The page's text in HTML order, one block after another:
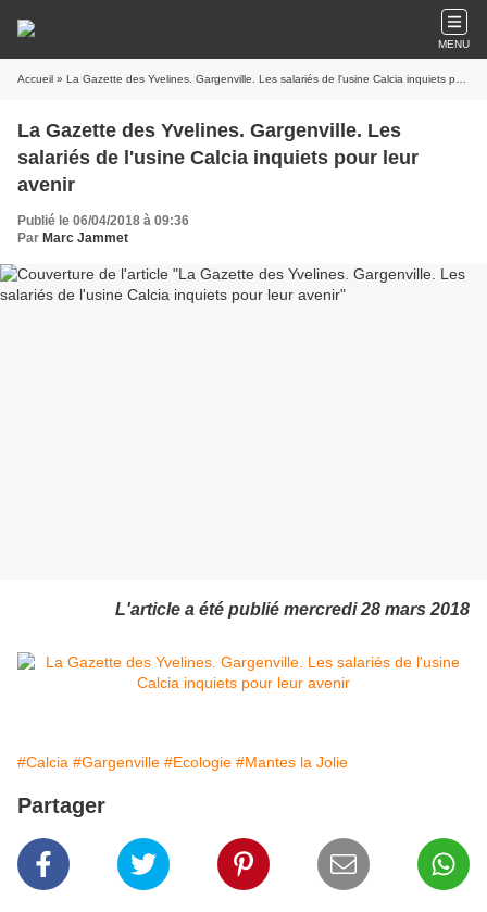
MENU
Accueil » La Gazette des Yvelines. Gargenville. Les salariés de l'usine Calcia inquiets pour leur avenir
La Gazette des Yvelines. Gargenville. Les
salariés de l'usine Calcia inquiets pour leur
avenir
Publié le 06/04/2018 à 09:36
Par Marc Jammet
L'article a été publié mercredi 28 mars 2018
#Calcia #Gargenville #Ecologie #Mantes la Jolie
Partager